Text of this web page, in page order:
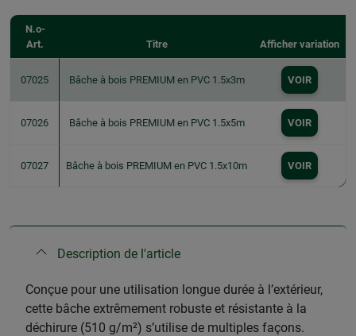
N.o-
Art.
Titre Afficher variation
07025 Bâche à bois PREMIUM en PVC 1.5x3m VOIR
07026 Bâche à bois PREMIUM en PVC 1.5x5m VOIR
07027 Bâche à bois PREMIUM en PVC 1.5x10m VOIR
Description de l'article
Conçue pour une utilisation longue durée à l’extérieur,
cette bâche extrêmement robuste et résistante à la
déchirure (510 g/m²) s’utilise de multiples façons.